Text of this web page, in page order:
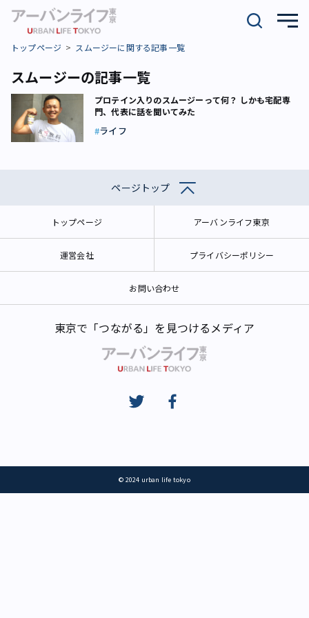
トップページ スムージーに関する記事一覧
スムージーの記事一覧
プロテイン入りのスムージーって何？ しかも宅配専
門、代表に話を聞いてみた
ライフ
ページトップ
トップページ アーバンライフ東京
運営会社 プライバシーポリシー
お問い合わせ
東京で「つながる」を見つけるメディア
© 2024 urban life tokyo